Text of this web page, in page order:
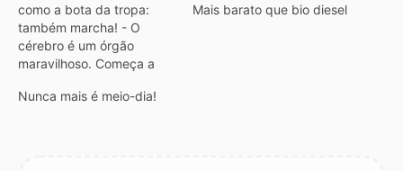
como a bota da tropa:
também marcha! - O
cérebro é um órgão
maravilhoso. Começa a
acordamos e só pára
Mais barato que bio diesel
Nunca mais é meio-dia!